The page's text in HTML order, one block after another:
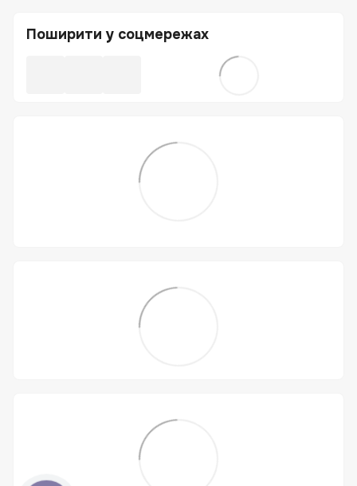
Поширити у соцмережах